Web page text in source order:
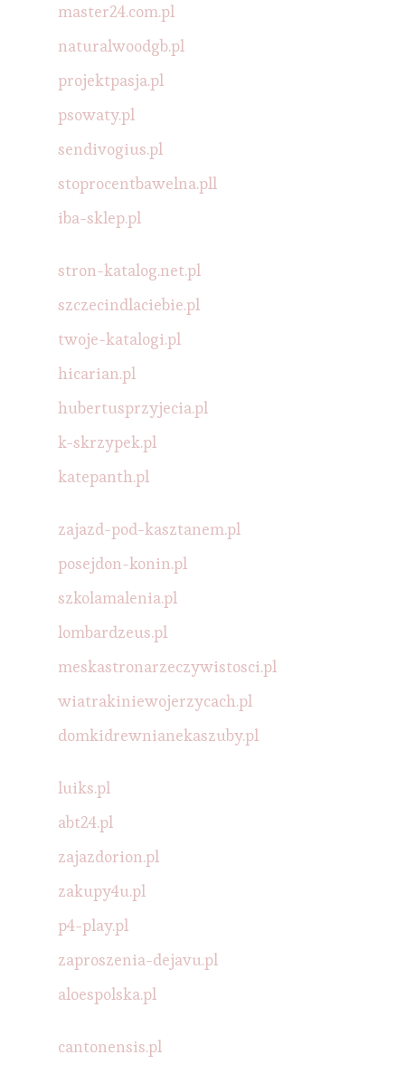
master24.com.pl
naturalwoodgb.pl
projektpasja.pl
psowaty.pl
sendivogius.pl
stoprocentbawelna.pll
iba-sklep.pl
stron-katalog.net.pl
szczecindlaciebie.pl
twoje-katalogi.pl
hicarian.pl
hubertusprzyjecia.pl
k-skrzypek.pl
katepanth.pl
zajazd-pod-kasztanem.pl
posejdon-konin.pl
szkolamalenia.pl
lombardzeus.pl
meskastronarzeczywistosci.pl
wiatrakiniewojerzycach.pl
domkidrewnianekaszuby.pl
luiks.pl
abt24.pl
zajazdorion.pl
zakupy4u.pl
p4-play.pl
zaproszenia-dejavu.pl
aloespolska.pl
cantonensis.pl